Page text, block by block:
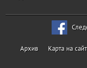
Архив Карта на